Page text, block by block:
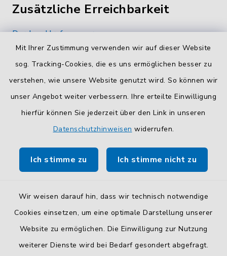
Mit Ihrer Zustimmung verwenden wir auf dieser Website
sog. Tracking-Cookies, die es uns ermöglichen besser zu
verstehen, wie unsere Website genutzt wird. So können wir
unser Angebot weiter verbessern. Ihre erteilte Einwilligung
hierfür können Sie jederzeit über den Link in unseren
Datenschutzhinweisen widerrufen.
Ich stimme zu Ich stimme nicht zu
Wir weisen darauf hin, dass wir technisch notwendige
Cookies einsetzen, um eine optimale Darstellung unserer
Website zu ermöglichen. Die Einwilligung zur Nutzung
weiterer Dienste wird bei Bedarf gesondert abgefragt.
Zusätzliche Erreichbarkeit
Durchwahlrufnummern
Die Durchwahlrufnummern unserer Mitarbeiterinnen
und Mitarbeiter finden Siehier.
Kontaktformular
SicheresKontaktformularmit BayernID verwenden.
So finden Sie uns.